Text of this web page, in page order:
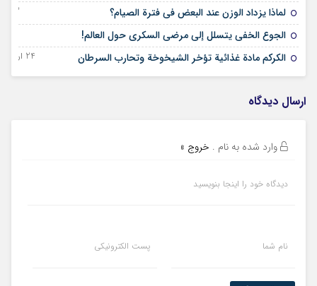
لماذا يزداد الوزن عند البعض في فترة الصيام؟ 13 اسفند 1403
الجوع الخفي يتسلل إلى مرضى السكري حول العالم!
الکرکم مادة غذائية تؤخر الشيخوخة وتحارب السرطان 24 اردیبهشت 1403
ارسال دیدگاه
وارد شده به نام . خروج »
دیدگاه خود را اینجا بنویسید
نام شما پست الکترونیکی